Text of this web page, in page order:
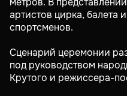
артистов цирка, балета
спортсменов.
Сценарий церемонии
под руководством
Крутого и режиссера-